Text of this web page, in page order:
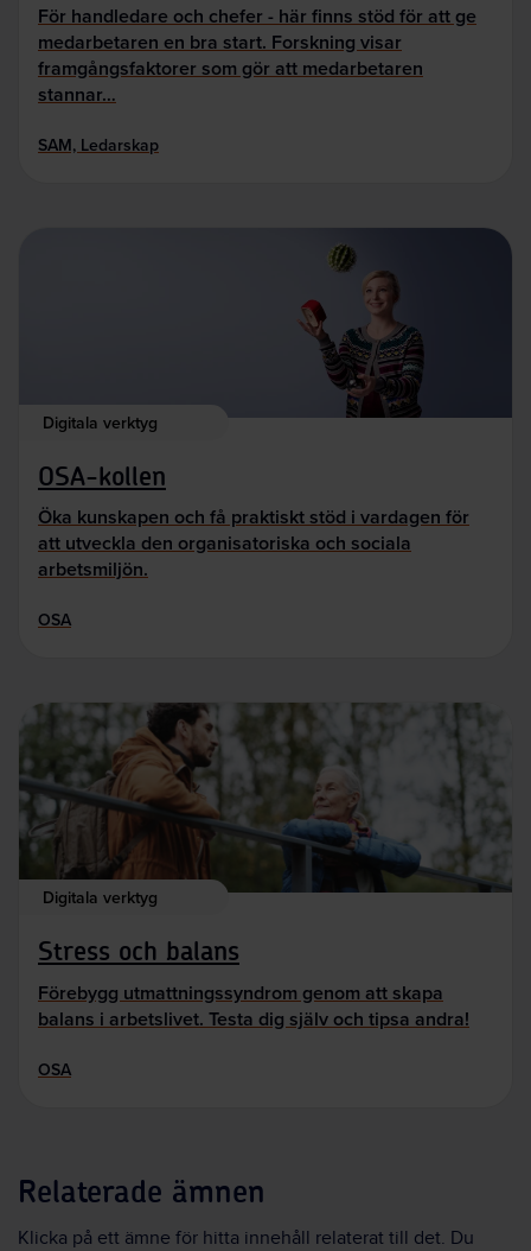
För handledare och chefer - här finns stöd för att ge
medarbetaren en bra start. Forskning visar
framgångsfaktorer som gör att medarbetaren
stannar…
SAM, Ledarskap
Digitala verktyg
OSA-kollen
Öka kunskapen och få praktiskt stöd i vardagen för
att utveckla den organisatoriska och sociala
arbetsmiljön.
OSA
Digitala verktyg
Stress och balans
Förebygg utmattningssyndrom genom att skapa
balans i arbetslivet. Testa dig själv och tipsa andra!
OSA
Relaterade ämnen
Klicka på ett ämne för hitta innehåll relaterat till det. Du